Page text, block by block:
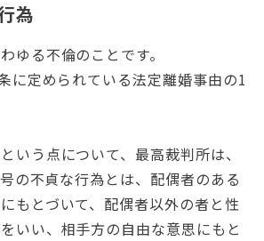
為
ゆる不倫のことです。
に定められている法定離婚事由の1
いう点について、最高裁判所は、
の不貞な行為とは、配偶者のある
もとづいて、配偶者以外の者と性
いい、相手方の自由な意思にもと